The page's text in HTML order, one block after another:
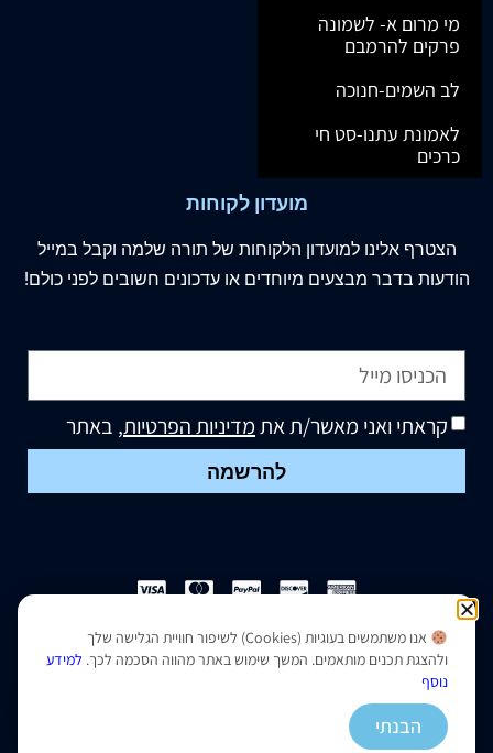
מי מרום א- לשמונה
פרקים להרמבם
לב השמים-חנוכה
לאמונת עתנו-סט חי
כרכים
מועדון לקוחות
הצטרף אלינו למועדון הלקוחות של תורה שלמה וקבל במייל
הודעות בדבר מבצעים מיוחדים או עדכונים חשובים לפני כולם!
קראתי ואני מאשר/ת אתמדיניות הפרטיות, באתר
להרשמה
הצהרת נגישות|מדיניות פרטיות
נבנה ועוצב על ידי –
אנו משתמשים בעוגיות (Cookies) לשיפור חוויית הגלישה שלך
ולהצגת תכנים מותאמים. המשך שימוש באתר מהווה הסכמה לכך. למידע
נוסף
הבנתי